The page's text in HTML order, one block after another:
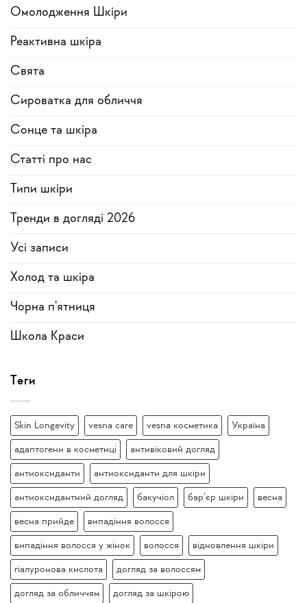
Омолодження Шкіри
Реактивна шкіра
Свята
Сироватка для обличчя
Сонце та шкіра
Статті про нас
Типи шкіри
Тренди в догляді 2026
Усi записи
Холод та шкіра
Чорна п'ятниця
Школа Краси
Теги
Skin Longevity vesna care vesna косметика Україна
адаптогени в косметиці антивіковий догляд
антиоксиданти антиоксиданти для шкіри
антиоксидантний догляд бакучіол бар’єр шкіри весна
весна прийде випадіння волосся
випадіння волосся у жінок волосся відновлення шкіри
гіалуронова кислота догляд за волоссям
догляд за обличчям догляд за шкірою